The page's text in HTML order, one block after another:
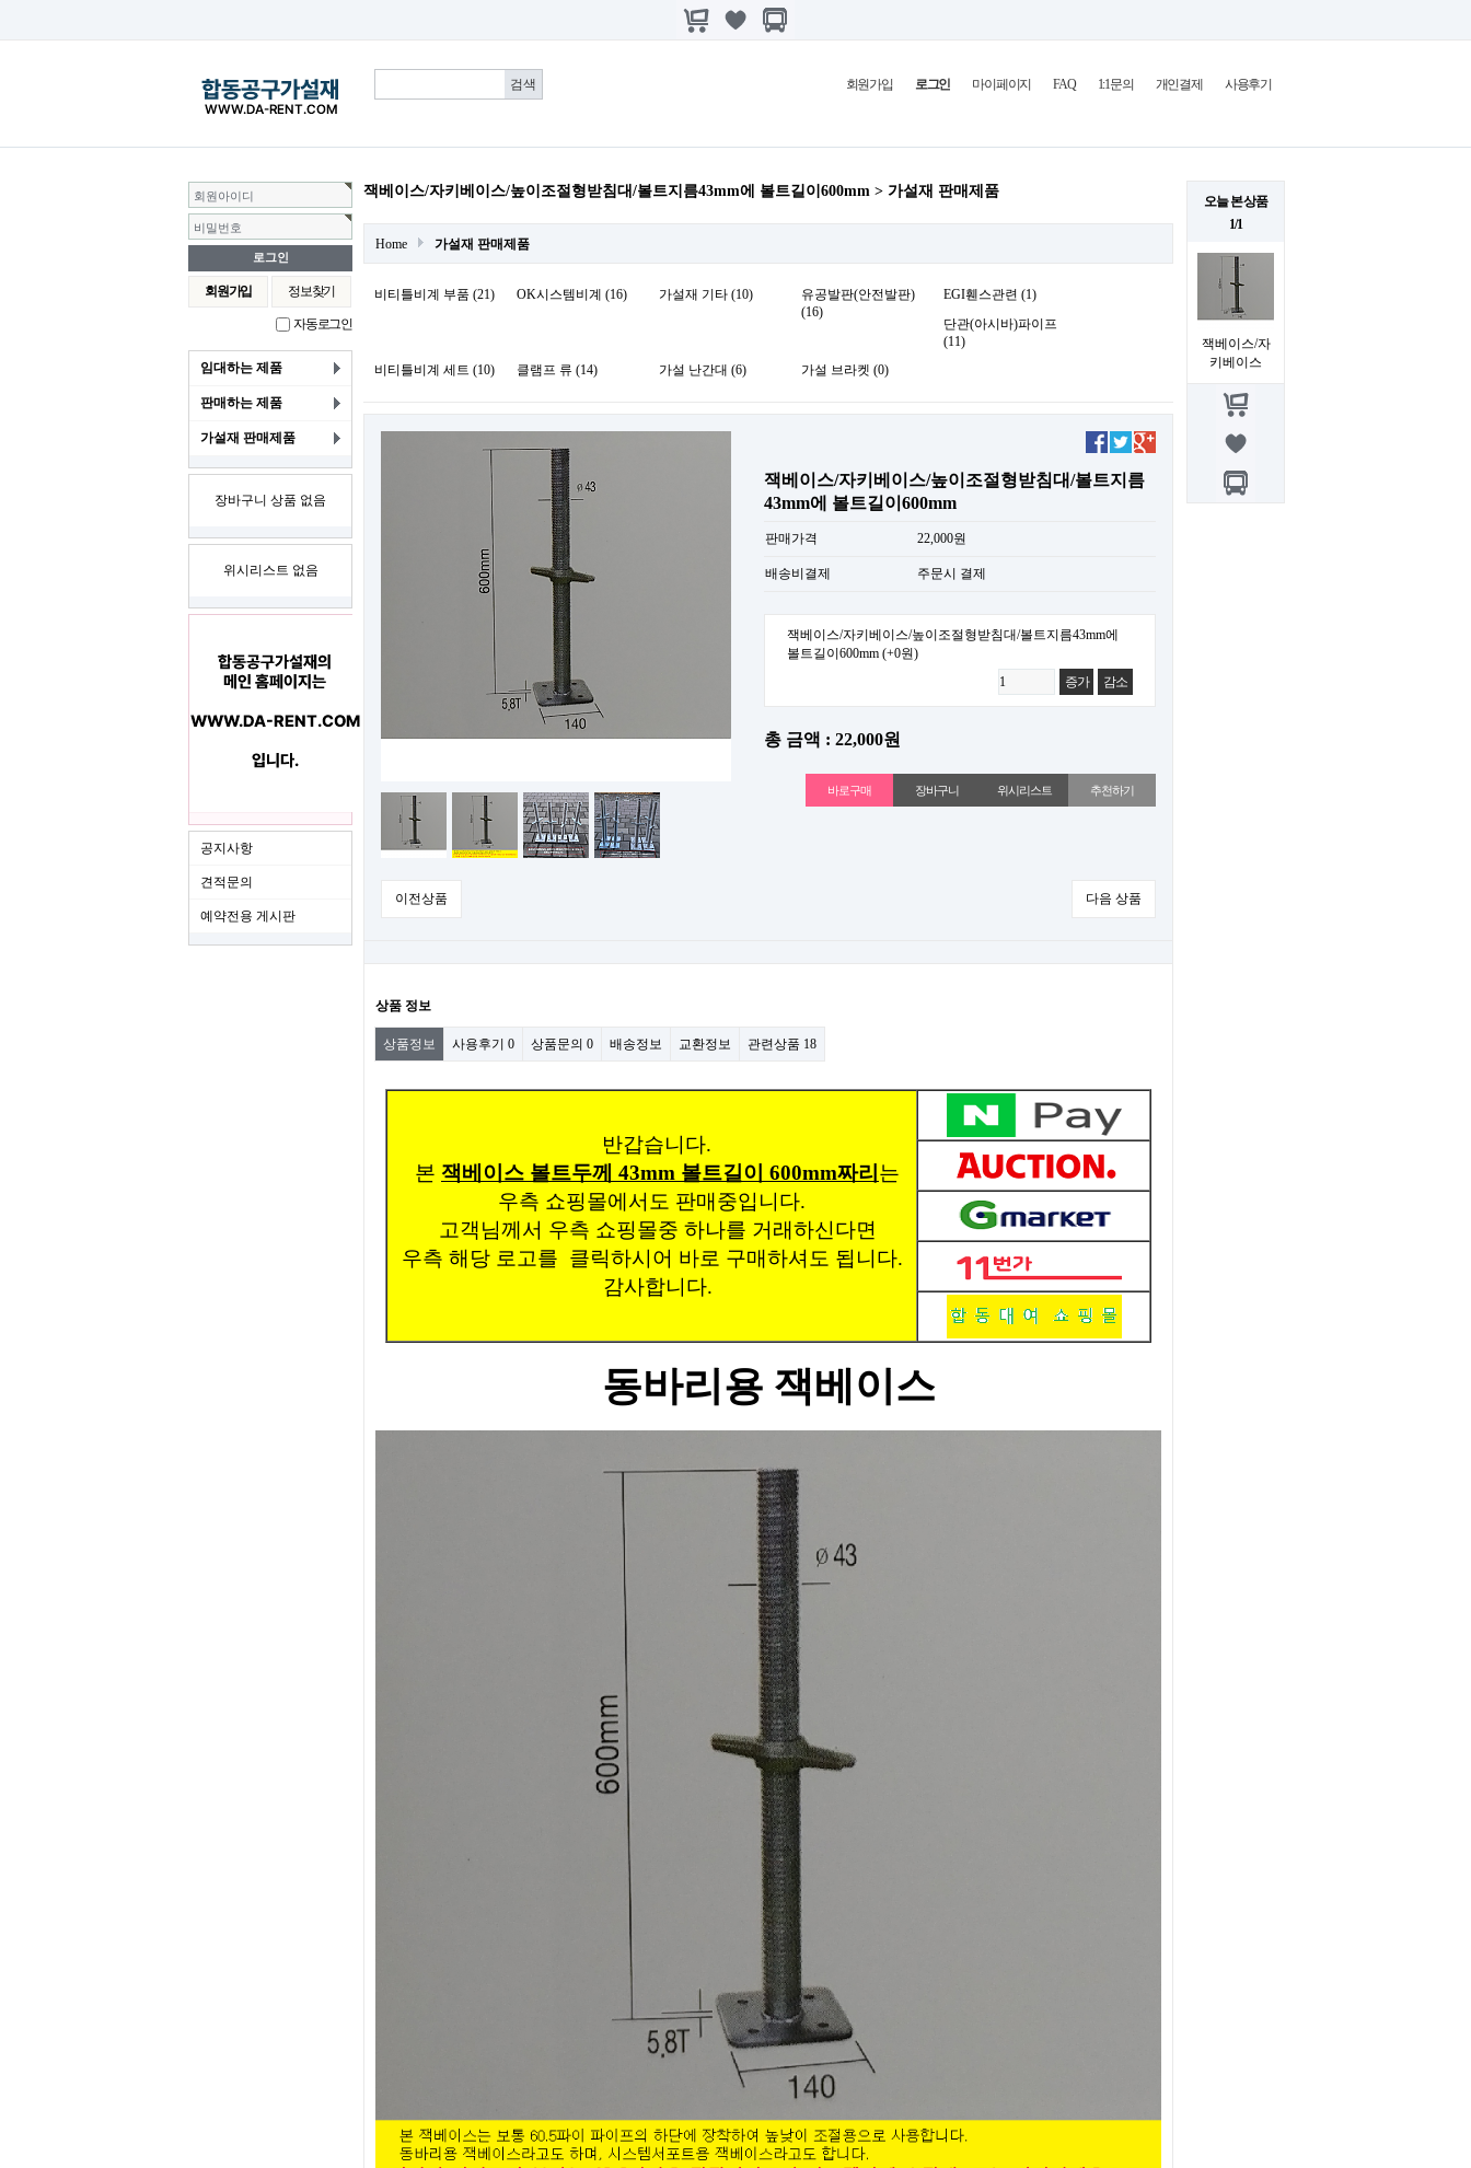
회원가입 로그인 마이페이지 FAQ 1:1문의 개인결제 사용후기
오늘 본 상품
1/1
잭베이스/자
키베이스
회원아이디
비밀번호
회원가입 정보찾기
자동로그인
임대하는 제품
판매하는 제품
가설재 판매제품
장바구니 상품 없음
위시리스트 없음
공지사항
견적문의
예약전용 게시판
잭베이스/자키베이스/높이조절형받침대/볼트지름43mm에 볼트길이600mm > 가설재 판매제품
Home 가설재 판매제품
비티틀비계 부품 (21) OK시스템비계 (16) 가설재 기타 (10)
유공발판(안전발판)
(16)
EGI휀스관련 (1)
단관(아시바)파이프
(11)
비티틀비계 세트 (10)
클램프 류 (14) 가설 난간대 (6) 가설 브라켓 (0)
잭베이스/자키베이스/높이조절형받침대/볼트지름
43mm에 볼트길이600mm
판매가격 22,000원
배송비결제 주문시 결제
잭베이스/자키베이스/높이조절형받침대/볼트지름43mm에
볼트길이600mm (+0원)
증가
감소
총 금액 : 22,000원
위시리스트 추천하기
이전상품 다음 상품
상품 정보
상품정보 사용후기 0 상품문의 0 배송정보 교환정보 관련상품 18
반갑습니다.
본 잭베이스 볼트두께 43mm 볼트길이 600mm짜리 는
우측 쇼핑몰에서도 판매중입니다.
고객님께서 우측 쇼핑몰중 하나를 거래하신다면
우측 해당 로고를 클릭하시어 바로 구매하셔도 됩니다.
감사합니다.
동바리용 잭베이스